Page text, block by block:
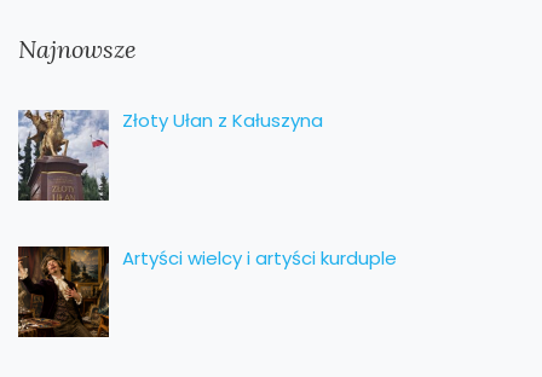
Najnowsze
Złoty Ułan z Kałuszyna
Artyści wielcy i artyści kurduple